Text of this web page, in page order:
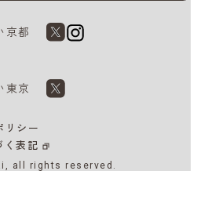
京都
東京
リシー
く表記
all rights reserved.